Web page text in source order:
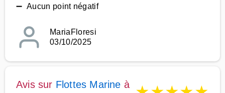
➖ Aucun point négatif
MariaFloresi
03/10/2025
Avis sur Flottes Marine à